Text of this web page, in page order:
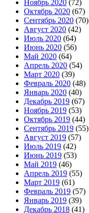
Ноябрь 2020 (72)
Октябрь 2020 (67)
Сентябрь 2020 (70)
Август 2020 (42)
Июль 2020 (64)
Июнь 2020 (56)
Май 2020 (64)
Апрель 2020 (54)
Март 2020 (39)
Февраль 2020 (48)
Январь 2020 (40)
Декабрь 2019 (67)
Ноябрь 2019 (53)
Октябрь 2019 (44)
Сентябрь 2019 (55)
Август 2019 (57)
Июль 2019 (42)
Июнь 2019 (53)
Май 2019 (46)
Апрель 2019 (55)
Март 2019 (61)
Февраль 2019 (57)
Январь 2019 (39)
Декабрь 2018 (41)